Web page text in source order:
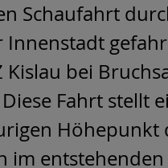
Schaufahrt
Innenstadt
Kislau bei
Fahrt stellt
Höhepunkt
im entstehenden